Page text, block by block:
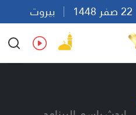
بيروت
Ar En Fr Es